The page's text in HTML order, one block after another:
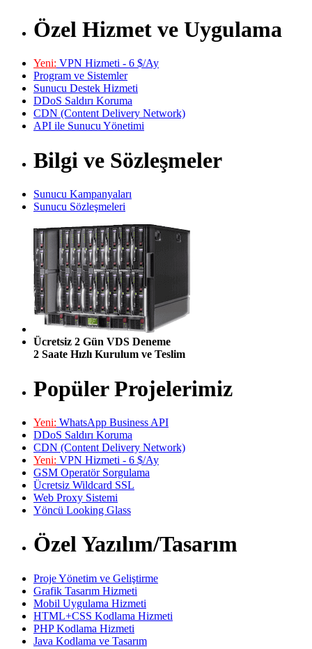
Özel Hizmet ve Uygulama
Yeni: VPN Hizmeti - 6 $/Ay
Program ve Sistemler
Sunucu Destek Hizmeti
DDoS Saldırı Koruma
CDN (Content Delivery Network)
API ile Sunucu Yönetimi
Bilgi ve Sözleşmeler
Sunucu Kampanyaları
Sunucu Sözleşmeleri
Ücretsiz 2 Gün VDS Deneme
2 Saate Hızlı Kurulum ve Teslim
Popüler Projelerimiz
Yeni: WhatsApp Business API
DDoS Saldırı Koruma
CDN (Content Delivery Network)
Yeni: VPN Hizmeti - 6 $/Ay
GSM Operatör Sorgulama
Ücretsiz Wildcard SSL
Web Proxy Sistemi
Yöncü Looking Glass
Özel Yazılım/Tasarım
Proje Yönetim ve Geliştirme
Grafik Tasarım Hizmeti
Mobil Uygulama Hizmeti
HTML+CSS Kodlama Hizmeti
PHP Kodlama Hizmeti
Java Kodlama ve Tasarım